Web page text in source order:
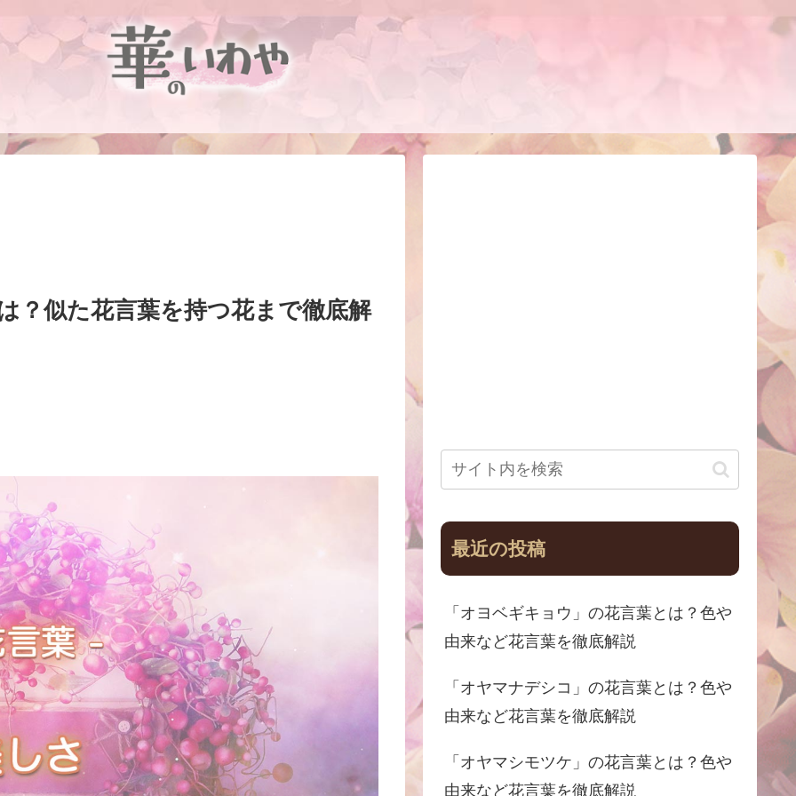
？似た花言葉を持つ花まで徹底解
最近の投稿
「オヨベギキョウ」の花言葉とは？色や
由来など花言葉を徹底解説
「オヤマナデシコ」の花言葉とは？色や
由来など花言葉を徹底解説
「オヤマシモツケ」の花言葉とは？色や
由来など花言葉を徹底解説